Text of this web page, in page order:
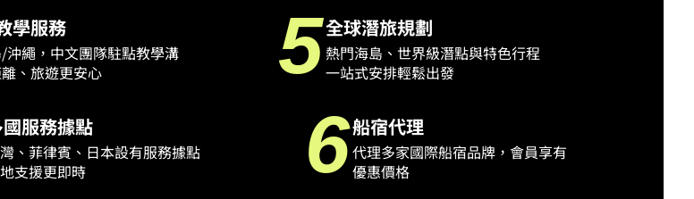
刻
學服務
沖繩，中文團隊駐點教學溝
、旅遊更安心
服務據點
、菲律賓、日本設有服務據點
支援更即時
5全球潛旅規劃
熱門海島、世界級潛點與特色行程
一站式安排輕鬆出發
6船宿代理
代理多家國際船宿品牌，會員享有
優惠價格